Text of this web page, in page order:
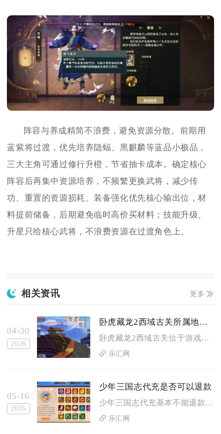
阵容与养成精简不浪费，避免资源分散。前期用
蓝紫将过渡，优先培养隐蝠、黑麒麟等蓝品小极品，
三大主角可通过修行升橙，节省抽卡成本。确定核心
阵容后再集中资源培养，不频繁更换武将，减少传
功、重置的资源损耗。装备强化优先核心输出位，材
料提前储备，后期避免临时高价买材料；技能升级、
升星只给核心武将，不浪费资源在过渡角色上。
相关资讯 更多
04-30
2026
卧虎藏龙2西域古关所属地点在哪里
卧虎藏龙2西域古关位于游戏古楼兰区域的关外驿站附近，具体坐标...
乐汇网
05-16
2026
少年三国志代充是否可以退款
少年三国志代充基本不能退款，官方明确不认可第三方代充，且代充...
乐汇网